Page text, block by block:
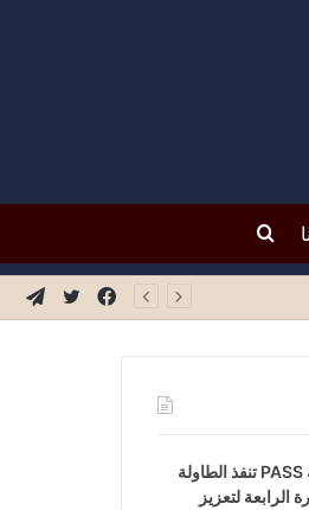
بحث
تويتر
فيسبوك
مؤسسة PASS تنفذ الطاولة
الرابعة لتعزيز